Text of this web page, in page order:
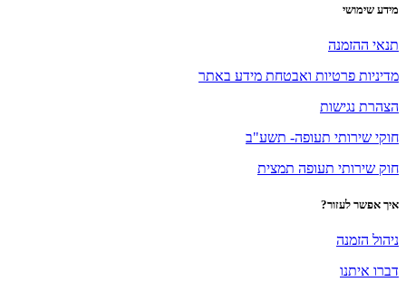
מידע שימושי
תנאי ההזמנה
מדיניות פרטיות ואבטחת מידע באתר
הצהרת נגישות
חוקי שירותי תעופה- תשע"ב
חוק שירותי תעופה תמצית
איך אפשר לעזור?
ניהול הזמנה
דברו איתנו